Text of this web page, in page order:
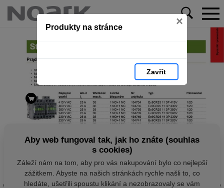
Produkty na stránce ×
Zavřít
Aby web fungoval tak, jak ho znáte (souhlas
s cookies)
Záleží nám na tom, aby pro vás nakupování bylo co nejlepší
zážitkem. Abyste na našich stránkách rychle našli to, co
hledáte, ušetřili spoustu klikání a nezobrazovaly se vám